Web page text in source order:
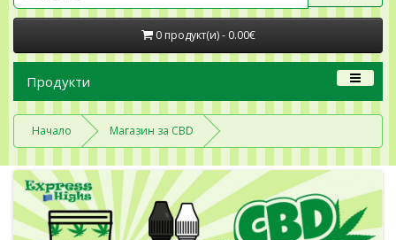
0 продукт(и) - 0.00€
Продукти
Начало Магазин за CBD